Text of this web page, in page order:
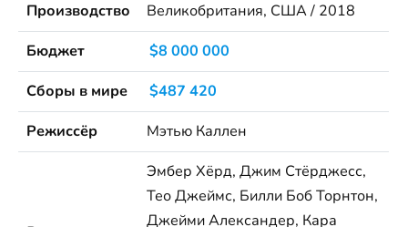
Производство
Великобритания, США / 2018
Бюджет
$8 000 000
Сборы в мире
$487 420
Режиссёр
Мэтью Каллен
Эмбер Хёрд, Джим Стёрджесс,
Тео Джеймс, Билли Боб Торнтон,
Джейми Александер, Кара